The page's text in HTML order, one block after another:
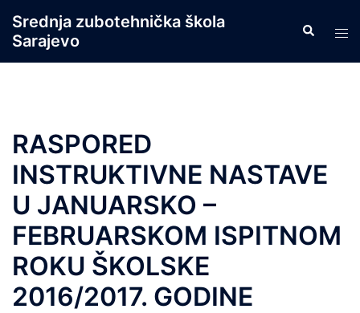
content
Srednja zubotehnička škola
Sarajevo
Search
RASPORED
INSTRUKTIVNE NASTAVE
U JANUARSKO –
FEBRUARSKOM ISPITNOM
ROKU ŠKOLSKE
2016/2017. GODINE